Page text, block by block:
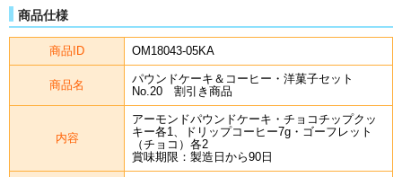
商品仕様
商品ID OM18043-05KA
商品名
パウンドケーキ＆コーヒー・洋菓子セット
No.20 割引き商品
内容
アーモンドパウンドケーキ・チョコチップクッ
キー各1、ドリップコーヒー7g・ゴーフレット
（チョコ）各2
賞味期限：製造日から90日